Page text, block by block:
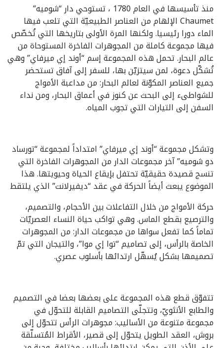
منذ تأسيسها في العام 1780 ، تستوحي دار “شوميه”
Chaumet الإلهام من العناصر الطبيعيّة التي تلعب فيها
الماء دورا رئيسيا. ولكنها المرة الأولى بتاريخها التي تُخصّص
فيها مجموعة كاملة من المجوهرات الفاخرة المستوحاة من
عالم البحار. تحمل هذه المجموعة إسم “أوند إي ميرفاي” وهي
تُشكّل دعوة، لمن سيتزيّن بها، للسفر إلى آفاق تستحضر
جميع العناصر المكوّنة لعالم البحار: من مداعبة الأمواج
للشواطىء إلى البحث عن كنوز في أعماق البحار، ومن نداء
السفن إلى التيارات التي تجوب المياه.
وتشكل مجموعة “أوند إي ميرفاي” امتداداً لمجموعة “تورساد
دو شوميه” آخر مجموعات الدار من المجوهرات الفاخرة التي
تنسج قصيدة حقيقيّة تحتفل بإيقاع الحياة وحيويتها. هذا
الموضوع يبعث أيضاً الحركة في عقد “ديفيرلانت” الذي يلتقط
حركة الأمواج من خلال التفاعلات بين الأحجام، والتصميم،
والترصيع بقطع الماس. وهي تواكب حياة النساء العصريّات
تماماً كما تفعل سواها من مجموعات الدار: من المجوهرات
الخاصة بالرأس، إلى تصاميم “توا إي موا”، والتيجان التي تمّ
تصميمها بشكل يُسهّل ارتدائها بأسلوب عصري.
تتفوّق قطع هذه المجموعة على بعضها بعضا في التصميم
والطابع الأنثويّ، وتتجلّى التصاميم القابلة للتحوّل في
مجموعة متنوعة من الأساليب: مجوهرات الرأس تتحوّل إلى
بروش، العقد الطويل يتحوّل إلى قصير، الأقراط المُتسلّقة